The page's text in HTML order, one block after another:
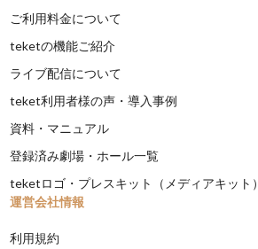
ご利用料金について
teketの機能ご紹介
ライブ配信について
teket利用者様の声・導入事例
資料・マニュアル
登録済み劇場・ホール一覧
teketロゴ・プレスキット（メディアキット）
運営会社情報
利用規約